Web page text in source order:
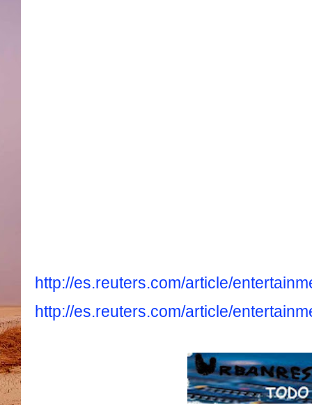
http://es.reuters.com/article/
http://es.reuters.com/article/